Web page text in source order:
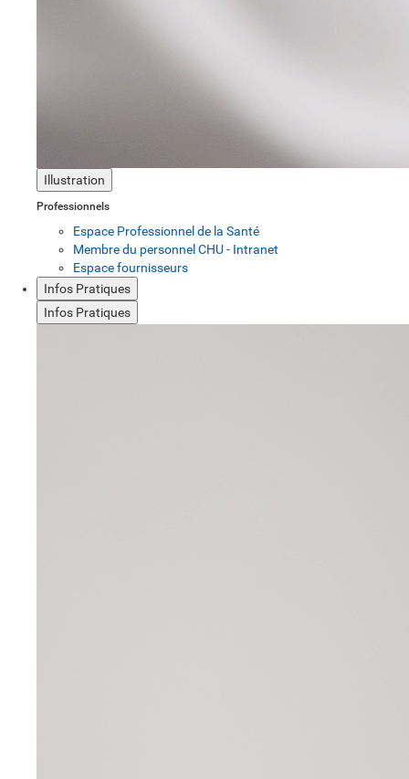
Illustration
Professionnels
Espace Professionnel de la Santé
Membre du personnel CHU - Intranet
Espace fournisseurs
Infos Pratiques
Infos Pratiques